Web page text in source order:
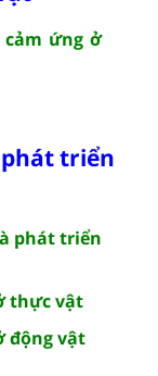
cảm ứng ở
phát triển
phát triển
thực vật
động vật